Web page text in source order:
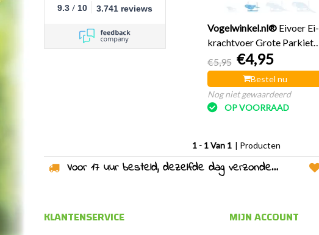
9.3 / 10 3.741 reviews
Vogelwinkel.nl® Eivoer Ei-
krachtvoer Grote Parkieten
240 gram
€5,95 €4,95
Bestel nu
Nog niet gewaardeerd
OP VOORRAAD
1 - 1 Van 1 | Producten
Voor 17 uur besteld, dezelfde dag verzonden!
KLANTENSERVICE MIJN ACCOUNT